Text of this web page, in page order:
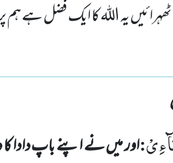
یہ اللہ کا ایک فضل ہے ہم
:اور میں نے اپنے باپ دادا کا